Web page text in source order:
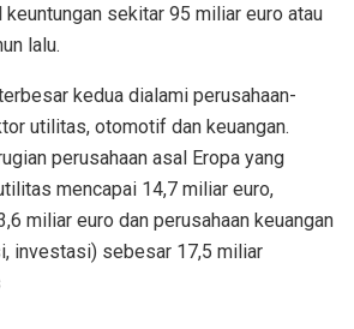
sekitar 95 miliar euro atau
lalu.
kedua dialami perusahaan-
utilitas, otomotif dan keuangan.
perusahaan asal Eropa yang
mencapai 14,7 miliar euro,
miliar euro dan perusahaan keuangan
investasi) sebesar 17,5 miliar